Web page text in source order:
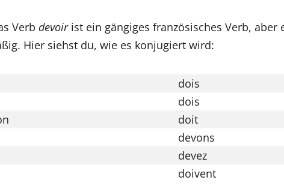
Verb devoirist ein gängiges französisches Verb, aber
Hier siehst du, wie es konjugiert wird:
dois
dois
doit
devons
devez
doivent